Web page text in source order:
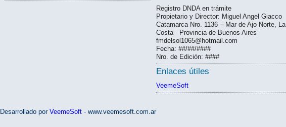
Registro DNDA en trámite
Propietario y Director: Miguel Angel Giacco
Catamarca Nro. 1136 – Mar de Ajo Norte, La
Costa - Provincia de Buenos Aires
fmdelsol1065@hotmail.com
Fecha: ##/##/####
Nro. de Edición: ####
Enlaces útiles
VeemeSoft
Desarrollado por VeemeSoft - www.veemesoft.com.ar